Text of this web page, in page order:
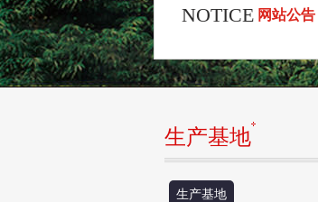
NOTICE 网站公告
生产基地
生产基地